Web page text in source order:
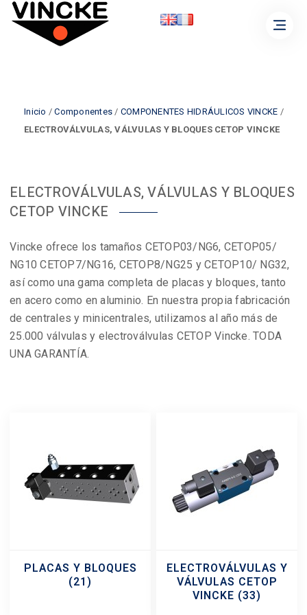
Inicio /Componentes / COMPONENTES HIDRÁULICOS VINCKE /
ELECTROVÁLVULAS, VÁLVULAS Y BLOQUES CETOP VINCKE
ELECTROVÁLVULAS, VÁLVULAS Y BLOQUES
CETOP VINCKE
Vincke ofrece los tamaños CETOP03/NG6, CETOP05/
NG10 CETOP7/NG16, CETOP8/NG25 y CETOP10/ NG32,
así como una gama completa de placas y bloques, tanto
en acero como en aluminio. En nuestra propia fabricación
de centrales y minicentrales, utilizamos al año más de
25.000 válvulas y electroválvulas CETOP Vincke. TODA
UNA GARANTÍA.
PLACAS Y BLOQUES
(21)
ELECTROVÁLVULAS Y
VÁLVULAS CETOP
VINCKE (33)